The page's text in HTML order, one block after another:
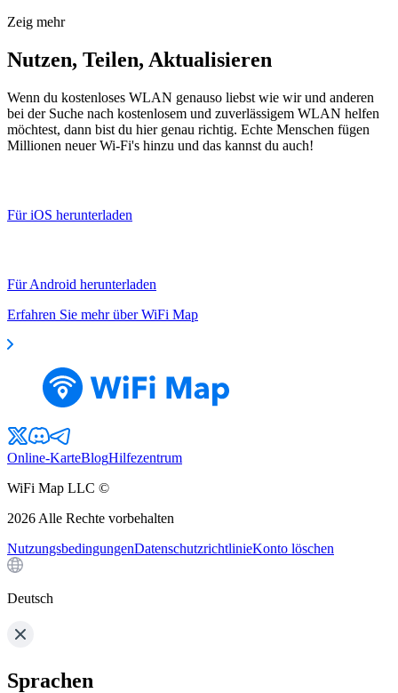
Zeig mehr
Nutzen, Teilen, Aktualisieren
Wenn du kostenloses WLAN genauso liebst wie wir und anderen
bei der Suche nach kostenlosem und zuverlässigem WLAN helfen
möchtest, dann bist du hier genau richtig. Echte Menschen fügen
Millionen neuer Wi-Fi's hinzu und das kannst du auch!
Für iOS herunterladen
Für Android herunterladen
Erfahren Sie mehr über WiFi Map
Online-KarteBlogHilfezentrum
WiFi Map LLC ©
2026 Alle Rechte vorbehalten
NutzungsbedingungenDatenschutzrichtlinieKonto löschen
Deutsch
Sprachen